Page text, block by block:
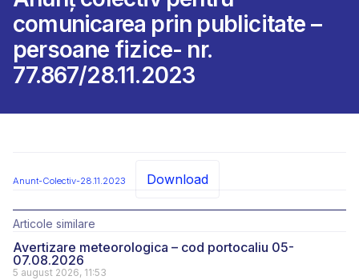
comunicarea prin publicitate –
persoane fizice- nr.
77.867/28.11.2023
Anunt-Colectiv-28.11.2023 Download
Articole similare
Avertizare meteorologica – cod portocaliu 05-
07.08.2026
5 august 2026, 11:53